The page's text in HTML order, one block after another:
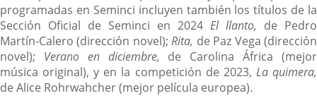
programadas en Seminci incluyen también los títulos de la
Sección Oficial de Seminci en 2024 El llanto, de Pedro
Martín-Calero (dirección novel);Rita, de Paz Vega (dirección
novel); Verano en diciembre, de Carolina África (mejor
música original), y en la competición de 2023, La quimera,
de Alice Rohrwahcher (mejor película europea).